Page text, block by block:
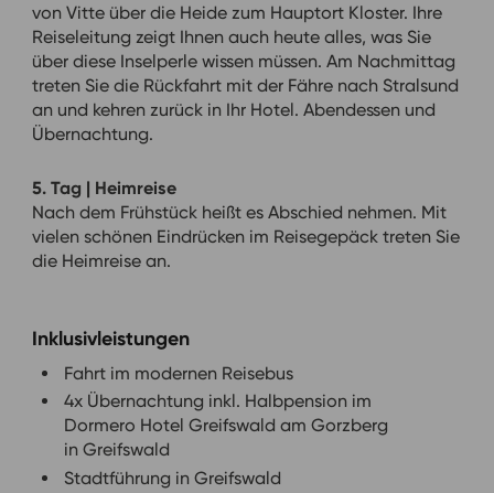
von Vitte über die Heide zum Hauptort Kloster. Ihre
Reiseleitung zeigt Ihnen auch heute alles, was Sie
über diese Inselperle wissen müssen. Am Nachmittag
treten Sie die Rückfahrt mit der Fähre nach Stralsund
an und kehren zurück in Ihr Hotel. Abendessen und
Übernachtung.
5. Tag | Heimreise
Nach dem Frühstück heißt es Abschied nehmen. Mit
vielen schönen Eindrücken im Reisegepäck treten Sie
die Heimreise an.
Inklusivleistungen
Fahrt im modernen Reisebus
4x Übernachtung inkl. Halbpension im
Dormero Hotel Greifswald am Gorzberg
in Greifswald
Stadtführung in Greifswald